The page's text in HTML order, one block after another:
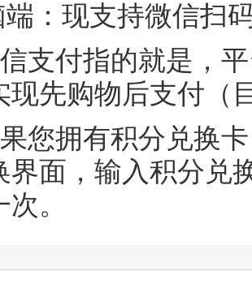
端：现支持微信扫
支付指的就是，
现先购物后支付（
您拥有积分 兑换
界面，输入积分兑
。